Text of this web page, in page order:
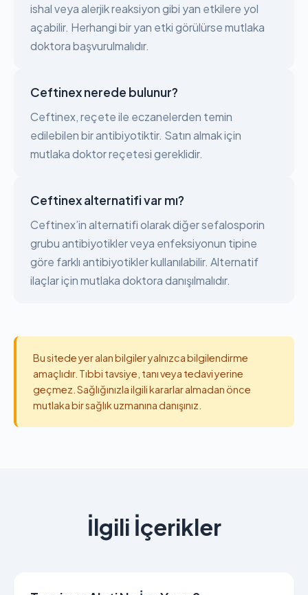
ishal veya alerjik reaksiyon gibi yan etkilere yol
açabilir. Herhangi bir yan etki görülürse mutlaka
doktora başvurulmalıdır.
Ceftinex nerede bulunur?
Ceftinex, reçete ile eczanelerden temin
edilebilen bir antibiyotiktir. Satın almak için
mutlaka doktor reçetesi gereklidir.
Ceftinex alternatifi var mı?
Ceftinex’in alternatifi olarak diğer sefalosporin
grubu antibiyotikler veya enfeksiyonun tipine
göre farklı antibiyotikler kullanılabilir. Alternatif
ilaçlar için mutlaka doktora danışılmalıdır.
Bu sitede yer alan bilgiler yalnızca bilgilendirme
amaçlıdır. Tıbbi tavsiye, tanı veya tedavi yerine
geçmez. Sağlığınızla ilgili kararlar almadan önce
mutlaka bir sağlık uzmanına danışınız.
İlgili İçerikler